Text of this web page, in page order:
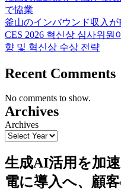
で協業
釜山のインバウンド収入
CES 2026 혁신상 심사위원
향 및 혁신상 수상 전략
Recent Comments
No comments to show.
Archives
Archives
生成AI活用を加
電に導入へ、顧